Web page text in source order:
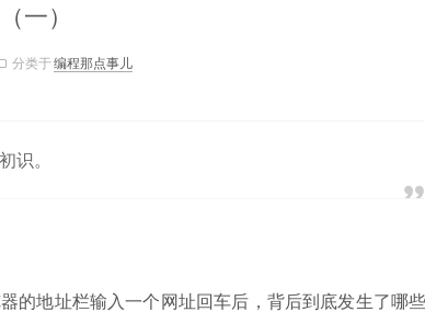
一）
分类于编程那点事儿
识。
的地址栏输入一个网址回车后，背后到底发生了哪些